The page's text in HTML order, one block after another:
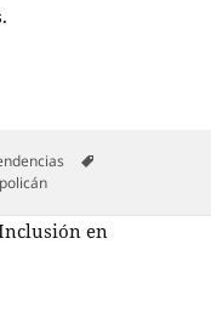
Teatro Caupolicán: